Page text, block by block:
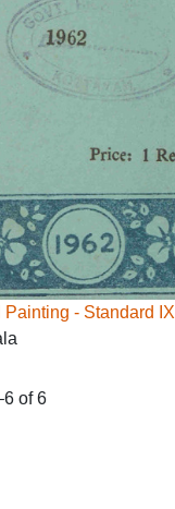
- Standard IX
of 6